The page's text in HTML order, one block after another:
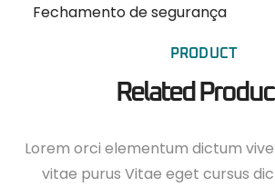
Fechamento de segurança
PRODUCT
Related
Lorem orci elementum dictum
vitae purus Vitae eget cursus